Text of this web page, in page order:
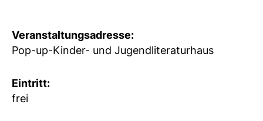
Veranstaltungsadresse:
Pop-up-Kinder- und Jugendliteraturhaus
Eintritt:
frei